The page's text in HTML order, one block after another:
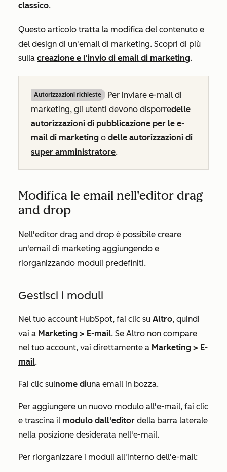
classico.
Questo articolo tratta la modifica del contenuto e
del design di un'email di marketing. Scopri di più
sulla creazione e l'invio di email di marketing.
Autorizzazioni richieste
Per inviare e-mail di
marketing, gli utenti devono disporredelle
autorizzazioni di pubblicazione per le e-
mail di marketing o delle autorizzazioni di
super amministratore.
Modifica le email nell'editor drag
and drop
Nell'editor drag and drop è possibile creare
un'email di marketing aggiungendo e
riorganizzando moduli predefiniti.
Gestisci i moduli
Nel tuo account HubSpot, fai clic su Altro, quindi
vai a Marketing > E-mail. Se Altro non compare
nel tuo account, vai direttamente a Marketing > E-
mail.
Fai clic sulnome diuna email in bozza.
Per aggiungere un nuovo modulo all'e-mail, fai clic
e trascina il modulo dall'editor della barra laterale
nella posizione desiderata nell'e-mail.
Per riorganizzare i moduli all'interno dell'e-mail: